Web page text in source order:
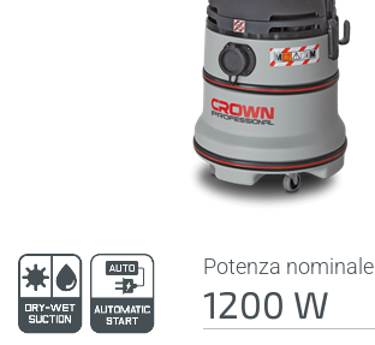
Potenza nominale
1200 W